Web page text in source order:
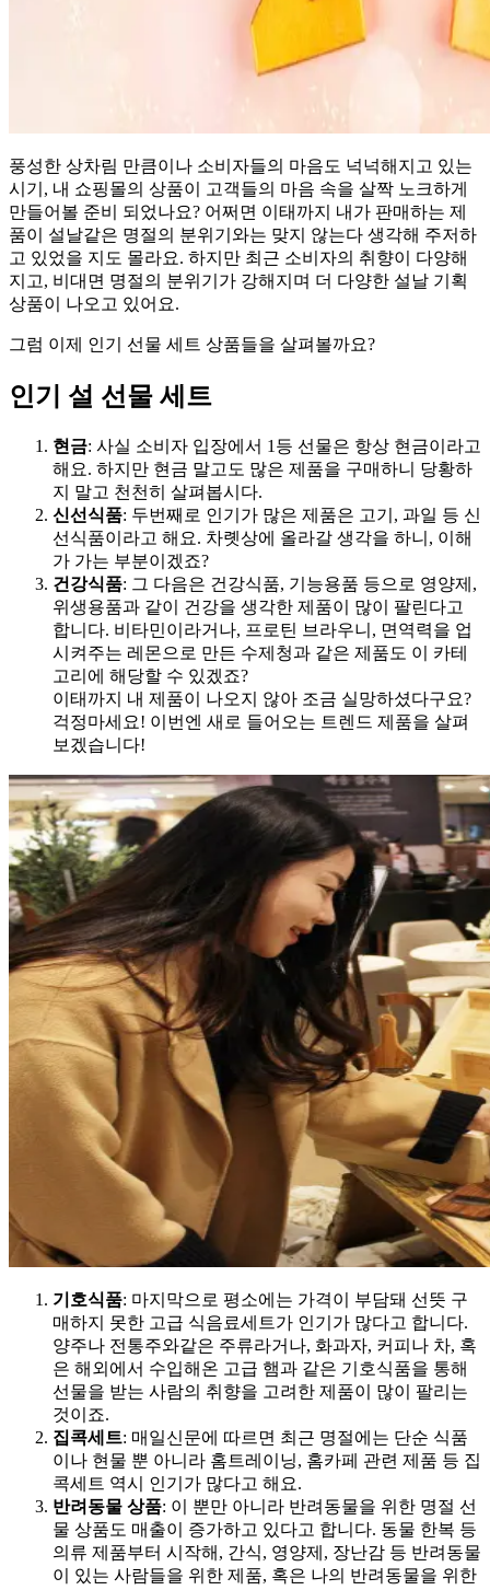
풍성한 상차림 만큼이나 소비자들의 마음도 넉넉해지고 있는
시기, 내 쇼핑몰의 상품이 고객들의 마음 속을 살짝 노크하게
만들어볼 준비 되었나요? 어쩌면 이태까지 내가 판매하는 제
품이 설날같은 명절의 분위기와는 맞지 않는다 생각해 주저하
고 있었을 지도 몰라요. 하지만 최근 소비자의 취향이 다양해
지고, 비대면 명절의 분위기가 강해지며 더 다양한 설날 기획
상품이 나오고 있어요.
그럼 이제 인기 선물 세트 상품들을 살펴볼까요?
인기 설 선물 세트
현금: 사실 소비자 입장에서 1등 선물은 항상 현금이라고
해요. 하지만 현금 말고도 많은 제품을 구매하니 당황하
지 말고 천천히 살펴봅시다.
신선식품: 두번째로 인기가 많은 제품은 고기, 과일 등 신
선식품이라고 해요. 차롓상에 올라갈 생각을 하니, 이해
가 가는 부분이겠죠?
건강식품: 그 다음은 건강식품, 기능용품 등으로 영양제,
위생용품과 같이 건강을 생각한 제품이 많이 팔린다고
합니다. 비타민이라거나, 프로틴 브라우니, 면역력을 업
시켜주는 레몬으로 만든 수제청과 같은 제품도 이 카테
고리에 해당할 수 있겠죠?
이태까지 내 제품이 나오지 않아 조금 실망하셨다구요?
걱정마세요! 이번엔 새로 들어오는 트렌드 제품을 살펴
보겠습니다!
기호식품: 마지막으로 평소에는 가격이 부담돼 선뜻 구
매하지 못한 고급 식음료세트가 인기가 많다고 합니다.
양주나 전통주와같은 주류라거나, 화과자, 커피나 차, 혹
은 해외에서 수입해온 고급 햄과 같은 기호식품을 통해
선물을 받는 사람의 취향을 고려한 제품이 많이 팔리는
것이죠.
집콕세트: 매일신문에 따르면 최근 명절에는 단순 식품
이나 현물 뿐 아니라 홈트레이닝, 홈카페 관련 제품 등 집
콕세트 역시 인기가 많다고 해요.
반려동물 상품: 이 뿐만 아니라 반려동물을 위한 명절 선
물 상품도 매출이 증가하고 있다고 합니다. 동물 한복 등
의류 제품부터 시작해, 간식, 영양제, 장난감 등 반려동물
이 있는 사람들을 위한 제품, 혹은 나의 반려동물을 위한